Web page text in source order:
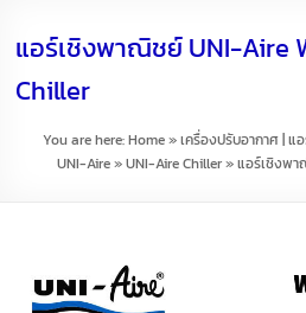
แอร์เชิงพาณิชย์ UNI-Aire
Chiller
You are here:Home»เครื่องปรับอากาศ | แ
UNI-Aire»UNI-Aire Chiller»แอร์เชิงพา